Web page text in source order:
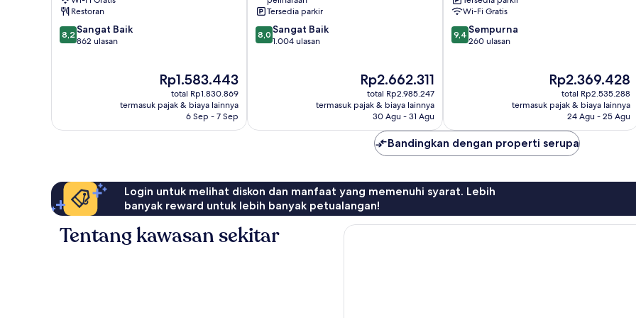
Restoran
8.2
dari
8,2 Sangat Baik
862 ulasan
Harga
sekarang
Rp1.583.443
Rp1.583.443
total Rp1.830.869
termasuk pajak & biaya lainnya
6 Sep - 7 Sep
Tersedia parkir
8.0
dari
8,0 Sangat Baik
1.004 ulasan
Harga
sekarang
Rp2.662.311
Rp2.662.311
total Rp2.985.247
termasuk pajak & biaya lainnya
30 Agu - 31 Agu
Goslar
Wi-Fi Gratis
9.4
dari
9,4 Sempurna
260 ulasan
Harga
sekarang
Rp2.369.428
Rp2.369.428
total Rp2.535.288
termasuk pajak & biaya lainnya
24 Agu - 25 Agu
Bandingkan dengan properti serupa
Login untuk melihat diskon dan manfaat yang memenuhi syarat. Lebih
banyak reward untuk lebih banyak petualangan!
Tentang kawasan sekitar